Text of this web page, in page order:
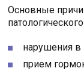
Основные
нарушения в
прием